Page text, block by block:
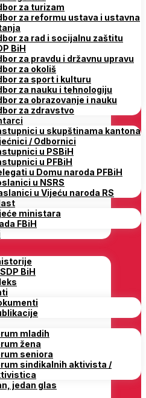
za turizam
za reformu ustava i ustavna
za rad i socijalnu zaštitu
BiH
za pravdu i državnu upravu
za okoliš
za sport i kulturu
za nauku i tehnologiju
za obrazovanje i nauku
za zdravstvo
u skupštinama kantona
/ Odbornici
u PSBiH
u PFBiH
u Domu naroda PFBiH
u NSRS
u Vijeću naroda RS
ministara
FBiH
BiH
mladih
žena
seniora
sindikalnih aktivista /
jedan glas